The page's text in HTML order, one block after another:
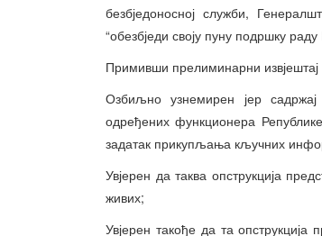
безбједоносној служби,
“обезбједи своју пуну подршку раду
Примивши прелиминарни извјештај
Озбиљно узнемирен јер садржај
одређених функционера
задатак прикупљања кључних
Увјерен да таква опструкција
живих;
Увјерен такође да та